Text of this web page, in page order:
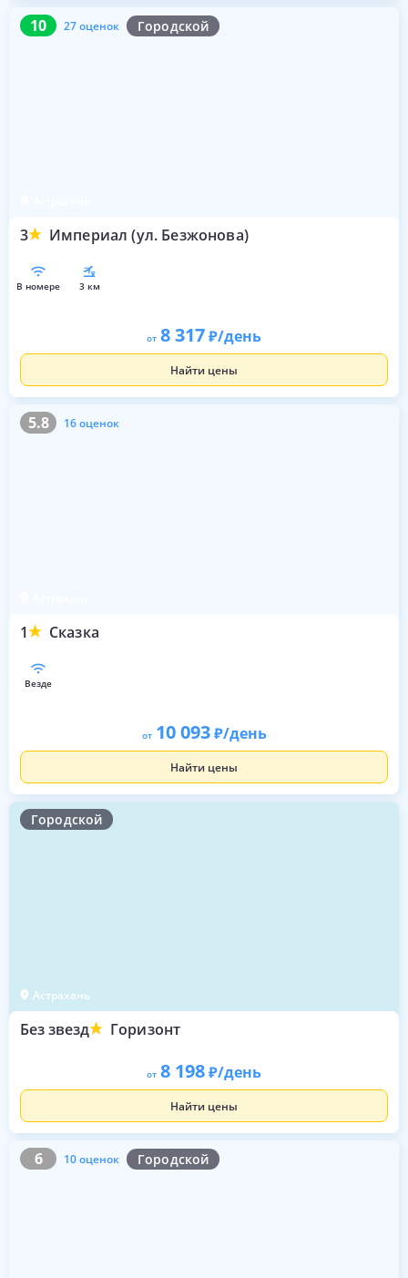
10 27 оценок Городской
3 Империал (ул. Безжонова)
10 27 оценок
в номере 3 км
от 8 317 /день
Найти цены
5.8 16 оценок
1 Сказка
5.8 16 оценок
везде
от 10 093 /день
Найти цены
Городской
Астрахань
Без звезд Горизонт
от 8 198 /день
Найти цены
6 10 оценок Городской
6 10 оценок